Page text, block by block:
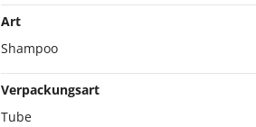
Art
Shampoo
Verpackungsart
Tube